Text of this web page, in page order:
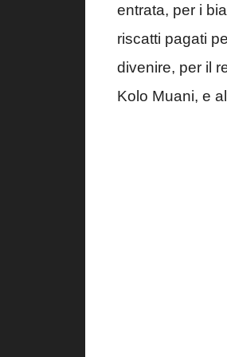
entrata, per i
riscatti pagati
divenire, per il
Kolo Muani, e